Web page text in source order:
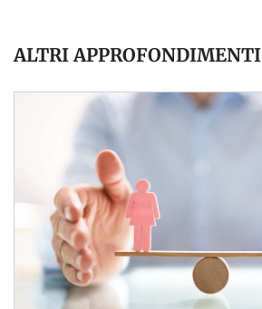
ALTRI APPROFONDIMENTI